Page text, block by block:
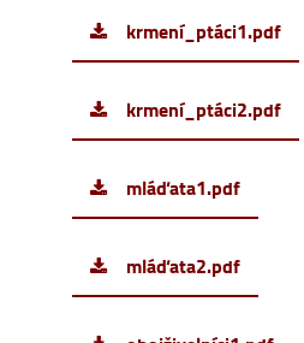
krmení_ptáci1.pdf
krmení_ptáci2.pdf
mláďata1.pdf
mláďata2.pdf